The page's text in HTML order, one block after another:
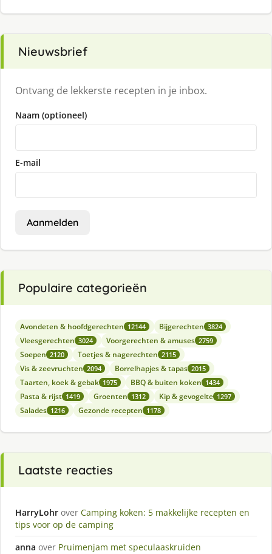
Nieuwsbrief
Ontvang de lekkerste recepten in je inbox.
Naam (optioneel)
E-mail
Aanmelden
Populaire categorieën
Avondeten & hoofdgerechten 12144 Bijgerechten 3824
Vleesgerechten 3024 Voorgerechten & amuses 2759
Soepen 2120 Toetjes & nagerechten 2115
Vis & zeevruchten 2094 Borrelhapjes & tapas 2015
Taarten, koek & gebak 1975 BBQ & buiten koken 1434
Pasta & rijst 1419 Groenten 1312 Kip & gevogelte 1297
Salades 1216 Gezonde recepten 1178
Laatste reacties
HarryLohr over Camping koken: 5 makkelijke recepten en
tips voor op de camping
anna over Pruimenjam met speculaaskruiden